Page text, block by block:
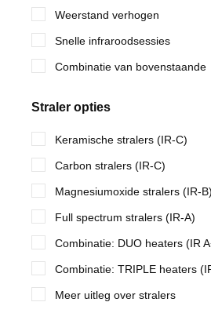
Weerstand verhogen
Snelle infraroodsessies
Combinatie van bovenstaande
Straler opties
Keramische stralers (IR-C)
Carbon stralers (IR-C)
Magnesiumoxide stralers (IR-B)
Full spectrum stralers (IR-A)
Combinatie: DUO heaters (IR
Combinatie: TRIPLE heaters
Meer uitleg over stralers